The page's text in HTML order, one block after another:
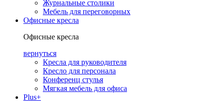
Журнальные столики
Мебель для переговорных
Офисные кресла
Офисные кресла
вернуться
Кресла для руководителя
Кресло для персонала
Конференц стулья
Мягкая мебель для офиса
Plus+